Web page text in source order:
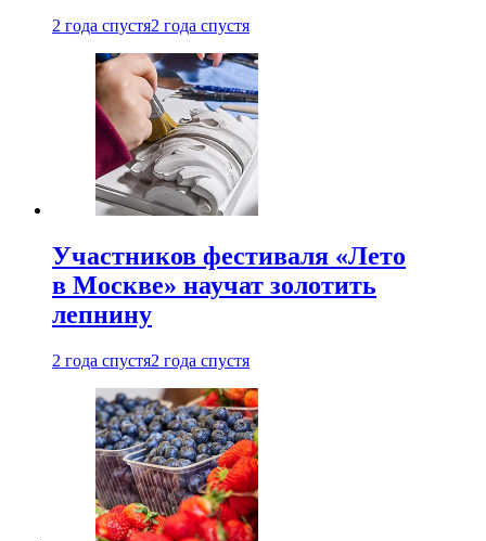
2 года спустя2 года спустя
Участников фестиваля «Лето
в Москве» научат золотить
лепнину
2 года спустя2 года спустя